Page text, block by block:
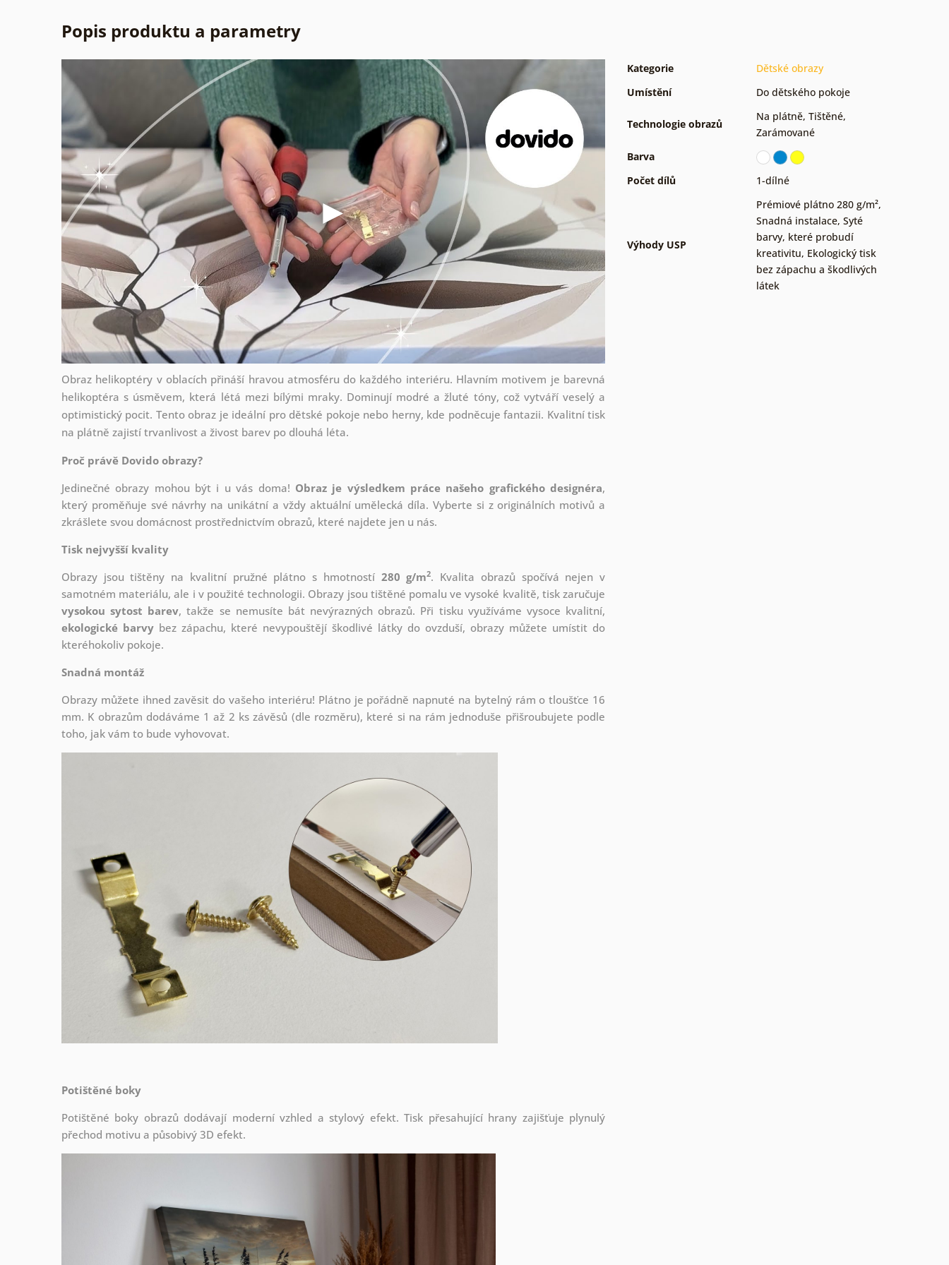
Popis produktu a parametry
Obraz helikoptéry v oblacích přináší hravou atmosféru do každého interiéru. Hlavním motivem je barevná
helikoptéra s úsměvem, která létá mezi bílými mraky. Dominují modré a žluté tóny, což vytváří veselý a
optimistický pocit. Tento obraz je ideální pro dětské pokoje nebo herny, kde podněcuje fantazii. Kvalitní tisk
na plátně zajistí trvanlivost a živost barev po dlouhá léta.
Proč právě Dovido obrazy?
Jedinečné obrazy mohou být i u vás doma! Obraz je výsledkem práce našeho grafického designéra,
který proměňuje své návrhy na unikátní a vždy aktuální umělecká díla. Vyberte si z originálních motivů a
zkrášlete svou domácnost prostřednictvím obrazů, které najdete jen u nás.
Tisk nejvyšší kvality
Obrazy jsou tištěny na kvalitní pružné plátno s hmotností 280 g/m2. Kvalita obrazů spočívá nejen v
samotném materiálu, ale i v použité technologii. Obrazy jsou tištěné pomalu ve vysoké kvalitě, tisk zaručuje
vysokou sytost barev, takže se nemusíte bát nevýrazných obrazů. Při tisku využíváme vysoce kvalitní,
ekologické barvy bez zápachu, které nevypouštějí škodlivé látky do ovzduší, obrazy můžete umístit do
kteréhokoliv pokoje.
Snadná montáž
Obrazy můžete ihned zavěsit do vašeho interiéru! Plátno je pořádně napnuté na bytelný rám o tloušťce 16
mm. K obrazům dodáváme 1 až 2 ks závěsů (dle rozměru), které si na rám jednoduše přišroubujete podle
toho, jak vám to bude vyhovovat.
Potištěné boky
Potištěné boky obrazů dodávají moderní vzhled a stylový efekt. Tisk přesahující hrany zajišťuje plynulý
přechod motivu a působivý 3D efekt.
Kategorie
Dětské obrazy
Umístění
Do dětského pokoje
Technologie obrazů
Na plátně, Tištěné,
Zarámované
Barva
Počet dílů
1-dílné
Výhody USP
Prémiové plátno 280 g/m²,
Snadná instalace, Syté
barvy, které probudí
kreativitu, Ekologický tisk
bez zápachu a škodlivých
látek